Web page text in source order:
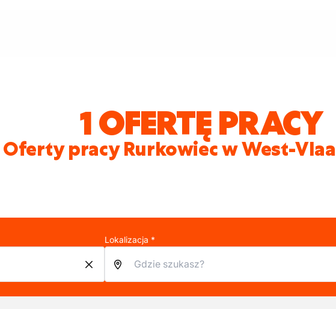
1 OFERTĘ PRACY
Oferty pracy Rurkowiec w West-
Lokalizacja *